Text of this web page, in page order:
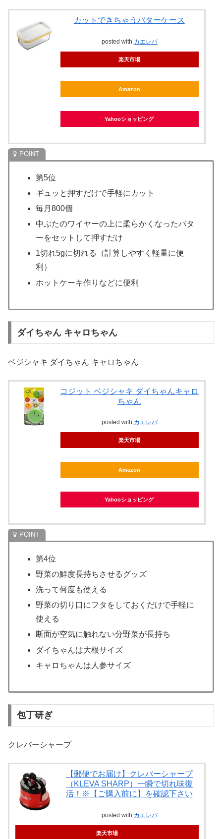
カットできちゃうバターケース
posted with カエレバ
楽天市場
Amazon
Yahooショッピング
第5位
ギュッと押すだけで手軽にカット
毎月800個
中ぶたのワイヤーの上に柔らかくなったバタ
ーをセットして押すだけ
1切れ5gに切れる（計算しやすく軽量に便
利）
ホットケーキ作りなどに便利
ダイちゃん キャロちゃん
ベジシャキ ダイちゃん キャロちゃん
コジット ベジシャキ ダイちゃんキャロ
ちゃん
posted with カエレバ
楽天市場
Amazon
Yahooショッピング
第4位
野菜の鮮度長持ちさせるグッズ
洗って何度も使える
野菜の切り口にフタをしておくだけで手軽に
使える
断面が空気に触れない分野菜が長持ち
ダイちゃんは大根サイズ
キャロちゃんは人参サイズ
包丁研ぎ
クレバーシャープ
【郵便でお届け】クレバーシャープ
（KLEVA SHARP）一瞬で切れ味復
活！※【ご購入前に】を確認下さい
posted with カエレバ
楽天市場